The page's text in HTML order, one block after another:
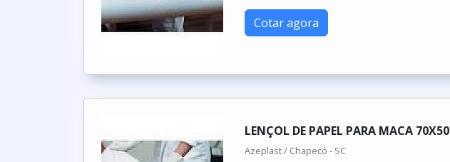
Cotar agora
LENÇOL DE PAPEL PARA MACA 70X50
Azeplast / Chapecó - SC